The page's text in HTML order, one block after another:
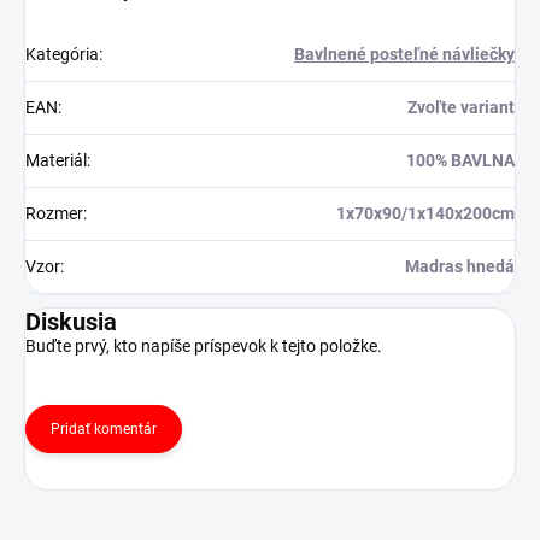
Kategória: Bavlnené posteľné návliečky
EAN: Zvoľte variant
Materiál : 100% BAVLNA
Rozmer: 1x70x90/1x140x200cm
Vzor: Madras hnedá
Diskusia
Buďte prvý, kto napíše príspevok k tejto položke.
Pridať komentár